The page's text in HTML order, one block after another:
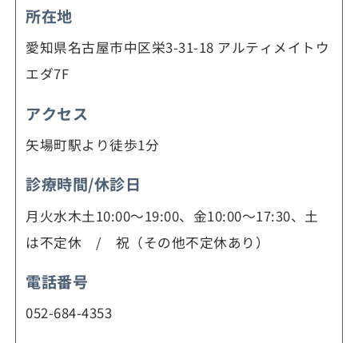
所在地
愛知県名古屋市中区栄3-31-18 アルティメイトウ
エダ7F
アクセス
矢場町駅より徒歩1分
診療時間/休診日
月火水木土10:00～19:00、金10:00～17:30、土
は不定休 / 祝（その他不定休あり）
電話番号
052-684-4353